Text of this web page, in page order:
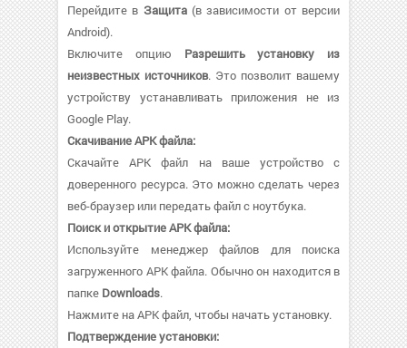
Перейдите в Защита(в зависимости от версии
Android).
Включите опцию Разрешить установку из
неизвестных источников. Это позволит вашему
устройству устанавливать приложения не из
Google Play.
Скачивание APK файла:
Скачайте APK файл на ваше устройство с
доверенного ресурса. Это можно сделать через
веб-браузер или передать файл с ноутбука.
Поиск и открытие APK файла:
Используйте менеджер файлов для поиска
загруженного APK файла. Обычно он находится в
папке Downloads.
Нажмите на APK файл, чтобы начать установку.
Подтверждение установки: